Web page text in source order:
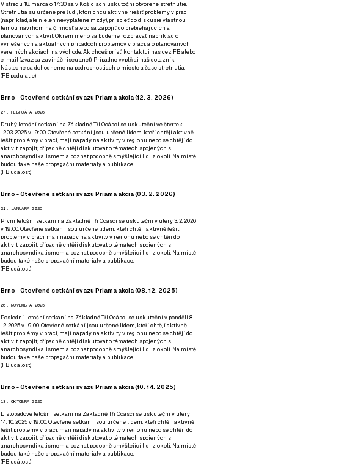
V stredu 18. marca o 17:30 sa v Košiciach uskutoční otvorené stretnutie.
Stretnutia sú určené pre ľudí, ktorí chcú aktívne riešiť problémy v práci
(napríklad, ale nielen nevyplatené mzdy), prispieť do diskusie vlastnou
témou, návrhom na činnosť alebo sa zapojiť do prebiehajúcich a
plánovaných aktivít. Okrem iného sa budeme rozprávať napríklad o
vyriešených a aktuálnych prípadoch problémov v práci, a o plánovaných
verejných akciach na východe. Ak chceš prísť, kontaktuj nás cez FBalebo
e-mail (zvazpa zavináč riseup.net). Prípadnevyplň aj náš dotazník.
Následne sa dohodneme na podrobnostiach o mieste a čase stretnutia.
(FB podujatie)
Brno - Otevřené setkání svazu Priama akcia (12. 3. 2026)
27. FEBRUÁRA 2026
Druhý letošní setkání na Základně Tři Ocásci se uskuteční ve čtvrtek
12.03. 2026 v 19:00. Otevřené setkání jsou určené lidem, kteří chtějí aktivně
řešit problémy v práci, mají nápady na aktivity v regionu nebo se chtějí do
aktivit zapojit, případně chtějí diskutovat o tématech spojených s
anarchosyndikalismem a poznat podobně smýšlející lidi z okolí. Na místě
budou také naše propagační materiály a publikace.
(FB událost)
Brno - Otevřené setkání svazu Priama akcia (03. 2. 2026)
21. JANUÁRA 2026
První letošní setkání na Základně Tři Ocásci se uskuteční v úterý 3. 2. 2026
v 19:00. Otevřené setkání jsou určené lidem, kteří chtějí aktivně řešit
problémy v práci, mají nápady na aktivity v regionu nebo se chtějí do
aktivit zapojit, případně chtějí diskutovat o tématech spojených s
anarchosyndikalismem a poznat podobně smýšlející lidi z okolí. Na místě
budou také naše propagační materiály a publikace.
(FB událost)
Brno - Otevřené setkání svazu Priama akcia (08. 12. 2025)
26. NOVEMBRA 2025
Poslední letošní setkání na Základně Tři Ocásci se uskuteční v ponděli 8.
12. 2025 v 19:00. Otevřené setkání jsou určené lidem, kteří chtějí aktivně
řešit problémy v práci, mají nápady na aktivity v regionu nebo se chtějí do
aktivit zapojit, případně chtějí diskutovat o tématech spojených s
anarchosyndikalismem a poznat podobně smýšlející lidi z okolí. Na místě
budou také naše propagační materiály a publikace.
(FB událost)
Brno - Otevřené setkání svazu Priama akcia (10. 14. 2025)
13. OKTÓBRA 2025
Listopadové letošní setkání na Základně Tři Ocásci se uskuteční v úterý
14. 10. 2025 v 19:00. Otevřené setkání jsou určené lidem, kteří chtějí aktivně
řešit problémy v práci, mají nápady na aktivity v regionu nebo se chtějí do
aktivit zapojit, případně chtějí diskutovat o tématech spojených s
anarchosyndikalismem a poznat podobně smýšlející lidi z okolí. Na místě
budou také naše propagační materiály a publikace.
(FB událost)